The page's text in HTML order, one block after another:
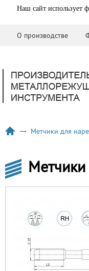
Наш сайт использует
О производстве
Метчики для
Метчики